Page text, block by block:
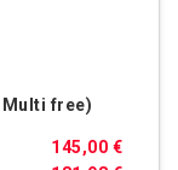
Multi free)
145,00 €